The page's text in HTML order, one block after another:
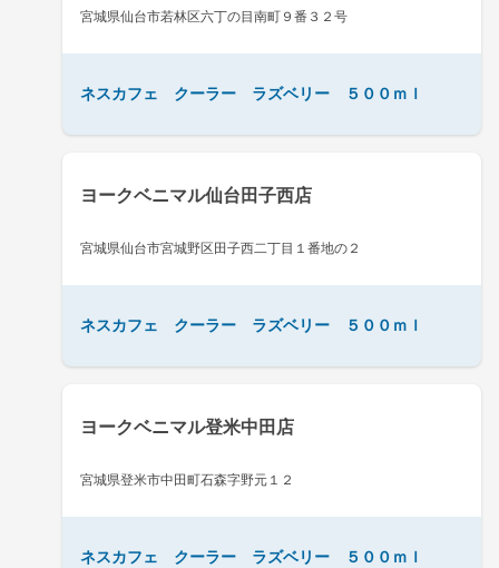
宮城県仙台市若林区六丁の目南町９番３２号
ネスカフェ クーラー ラズベリー ５００ｍｌ
ヨークベニマル仙台田子西店
宮城県仙台市宮城野区田子西二丁目１番地の２
ネスカフェ クーラー ラズベリー ５００ｍｌ
ヨークベニマル登米中田店
宮城県登米市中田町石森字野元１２
ネスカフェ クーラー ラズベリー ５００ｍｌ